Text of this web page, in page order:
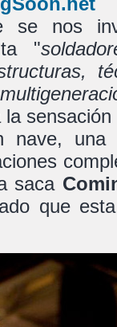
se nos
"
nave,
saca
que